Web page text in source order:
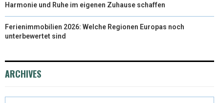
Harmonie und Ruhe im eigenen Zuhause schaffen
Ferienimmobilien 2026: Welche Regionen Europas noch
unterbewertet sind
ARCHIVES